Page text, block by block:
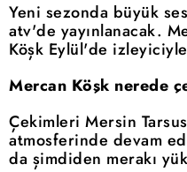
Yeni sezonda büyük
atv'de yayınlanacak.
Köşk Eylül'de
Mercan Köşk nerede
Çekimleri Mersin
atmosferinde devam
da şimdiden merakı